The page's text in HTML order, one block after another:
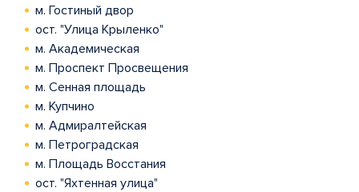
м. Гостиный двор
ост. "Улица Крыленко"
м. Академическая
м. Проспект Просвещения
м. Сенная площадь
м. Купчино
м. Адмиралтейская
м. Петроградская
м. Площадь Восстания
ост. "Яхтенная улица"